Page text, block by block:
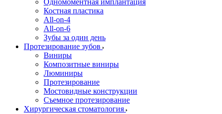
Одномоментная имплантация
Костная пластика
All-on-4
All-on-6
Зубы за один день
Протезирование зубов
Виниры
Композитные виниры
Люминиры
Протезирование
Мостовидные конструкции
Съемное протезирование
Хирургическая стоматология